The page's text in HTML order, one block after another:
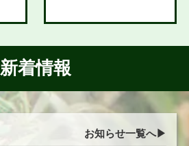
新着情報
お知らせ一覧へ▶︎